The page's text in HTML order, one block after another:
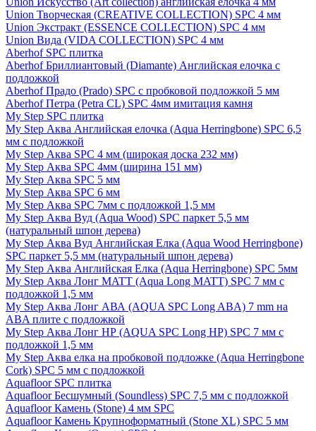
Union Творческая (CREATIVE COLLECTION) SPC 4 мм
Union Экстракт (ESSENCE COLLECTION) SPC 4 мм
Union Вида (VIDA COLLECTION) SPC 4 мм
Aberhof SPC плитка
Aberhof Бриллиантовый (Diamante) Английская елочка с
подложкой
Aberhof Прадо (Prado) SPC с пробковой подложкой 5 мм
Aberhof Петра (Petra CL) SPC 4мм имитация камня
My Step SPC плитка
My Step Аква Английская елочка (Aqua Herringbone) SPC 6,5
мм с подложкой
My Step Аква SPC 4 мм (широкая доска 232 мм)
My Step Аква SPC 4мм (ширина 151 мм)
My Step Аква SPC 5 мм
My Step Аква SPC 6 мм
My Step Аква SPC 7мм c подложкой 1,5 мм
My Step Аква Вуд (Aqua Wood) SPC паркет 5,5 мм
(натуральный шпон дерева)
My Step Аква Вуд Английская Елка (Aqua Wood Herringbone)
SPC паркет 5,5 мм (натуральный шпон дерева)
My Step Аква Английская Елка (Aqua Herringbone) SPC 5мм
My Step Аква Лонг MATT (Aqua Long MATT) SPC 7 мм с
подложкой 1,5 мм
My Step Аква Лонг АВА (AQUA SPC Long ABA) 7 mm на
ABA плите с подложкой
My Step Аква Лонг НР (AQUA SPC Long HP) SPC 7 мм с
подложкой 1,5 мм
My Step Аква елка на пробковой подложке (Aqua Herringbone
Cork) SPC 5 мм с подложкой
Aquafloor SPC плитка
Aquafloor Бесшумный (Soundless) SPC 7,5 мм с подложкой
Aquafloor Камень (Stone) 4 мм SPC
Aquafloor Камень Крупноформатный (Stone XL) SPC 5 мм